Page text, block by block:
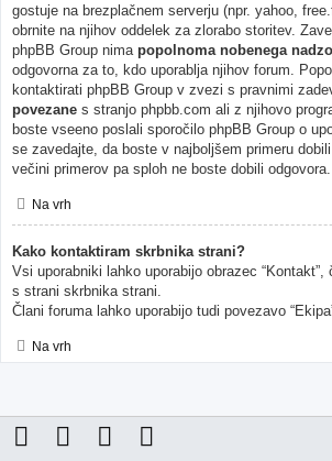
gostuje na brezplačnem serverju (npr. yahoo,
obrnite na njihov oddelek za zlorabo storitev.
phpBB Group nima popolnoma nobenega
odgovorna za to, kdo uporablja njihov forum.
kontaktirati phpBB Group v zvezi s pravnimi
povezane s stranjo phpbb.com ali z njihovo
boste vseeno poslali sporočilo phpBB Group o
se zavedajte, da boste v najboljšem primeru
večini primerov pa sploh ne boste dobili odgovora.
Na vrh
Kako kontaktiram skrbnika strani?
Vsi uporabniki lahko uporabijo obrazec
s strani skrbnika strani.
Člani foruma lahko uporabijo tudi povezavo
Na vrh